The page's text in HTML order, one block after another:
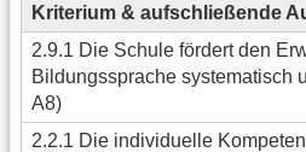
Kriterium & aufschließende
2.9.1 Die Schule fördert den
Bildungssprache systematisch
A8)
2.2.1 Die individuelle